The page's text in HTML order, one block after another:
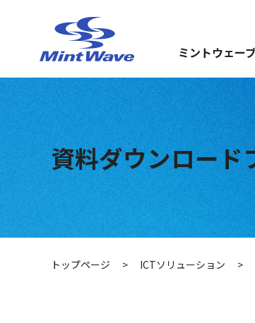
ミントウェー
資料ダウンロー
トップページ > ICTソリューション >